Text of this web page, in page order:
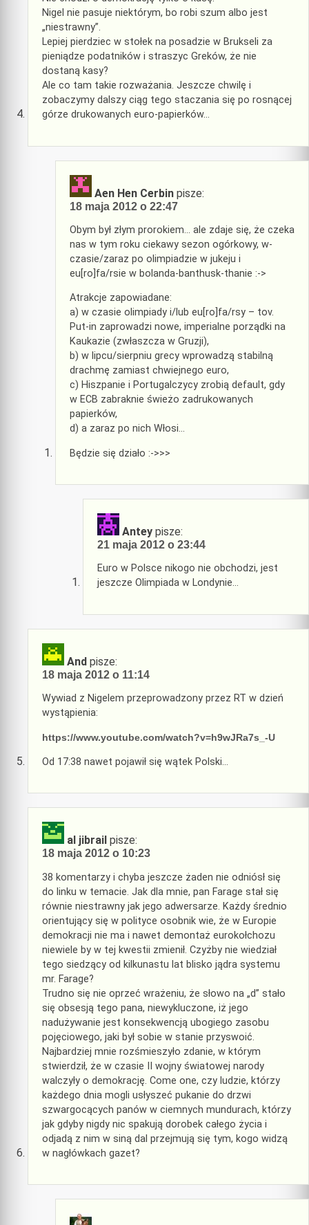
Nigel nie pasuje niektórym, bo robi szum albo jest
„niestrawny”.
Lepiej pierdziec w stołek na posadzie w Brukseli za
pieniądze podatników i straszyc Greków, że nie
dostaną kasy?
Ale co tam takie rozważania. Jeszcze chwilę i
zobaczymy dalszy ciąg tego staczania się po rosnącej
górze drukowanych euro-papierków…
Aen Hen Cerbin pisze:
18 maja 2012 o 22:47
Obym był złym prorokiem… ale zdaje się, że czeka
nas w tym roku ciekawy sezon ogórkowy, w-
czasie/zaraz po olimpiadzie w jukeju i
eu[ro]fa/rsie w bolanda-banthusk-thanie :->
Atrakcje zapowiadane:
a) w czasie olimpiady i/lub eu[ro]fa/rsy – tov.
Put-in zaprowadzi nowe, imperialne porządki na
Kaukazie (zwłaszcza w Gruzji),
b) w lipcu/sierpniu grecy wprowadzą stabilną
drachmę zamiast chwiejnego euro,
c) Hiszpanie i Portugalczycy zrobią default, gdy
w ECB zabraknie świeżo zadrukowanych
papierków,
d) a zaraz po nich Włosi…
Będzie się działo :->>>
Antey pisze:
21 maja 2012 o 23:44
Euro w Polsce nikogo nie obchodzi, jest
jeszcze Olimpiada w Londynie…
And pisze:
18 maja 2012 o 11:14
Wywiad z Nigelem przeprowadzony przez RT w dzień
wystąpienia:
https://www.youtube.com/watch?v=h9wJRa7s_-U
Od 17:38 nawet pojawił się wątek Polski…
al jibrail pisze:
18 maja 2012 o 10:23
38 komentarzy i chyba jeszcze żaden nie odniósł się
do linku w temacie. Jak dla mnie, pan Farage stał się
równie niestrawny jak jego adwersarze. Każdy średnio
orientujący się w polityce osobnik wie, że w Europie
demokracji nie ma i nawet demontaż eurokołchozu
niewiele by w tej kwestii zmienił. Czyżby nie wiedział
tego siedzący od kilkunastu lat blisko jądra systemu
mr. Farage?
Trudno się nie oprzeć wrażeniu, że słowo na „d” stało
się obsesją tego pana, niewykluczone, iż jego
nadużywanie jest konsekwencją ubogiego zasobu
pojęciowego, jaki był sobie w stanie przyswoić.
Najbardziej mnie rozśmieszyło zdanie, w którym
stwierdził, że w czasie II wojny światowej narody
walczyły o demokrację. Come one, czy ludzie, którzy
każdego dnia mogli usłyszeć pukanie do drzwi
szwargocących panów w ciemnych mundurach, którzy
jak gdyby nigdy nic spakują dorobek całego życia i
odjadą z nim w siną dal przejmują się tym, kogo widzą
w nagłówkach gazet?